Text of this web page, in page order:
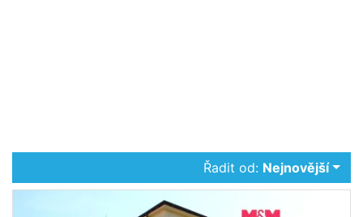
Řadit od: Nejnovější